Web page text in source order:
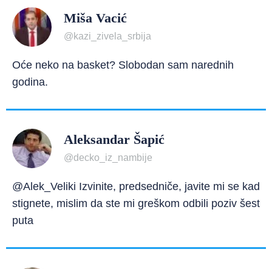
Miša Vacić
@kazi_zivela_srbija
Oće neko na basket? Slobodan sam narednih
godina.
Aleksandar Šapić
@decko_iz_nambije
@Alek_Veliki Izvinite, predsedniče, javite mi se kad
stignete, mislim da ste mi greškom odbili poziv šest
puta